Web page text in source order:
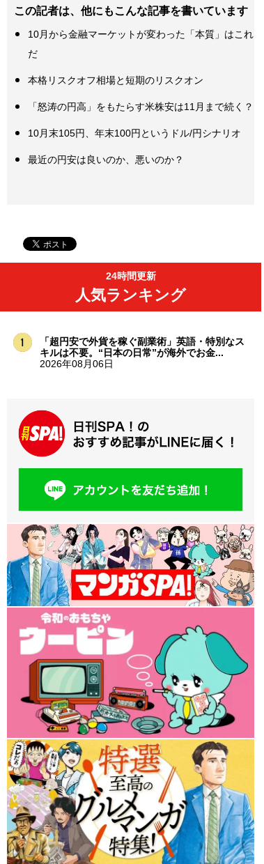
この記者は、他にもこんな記事を書いています
10月から金融マーケットが変わった「本質」はこれ
だ
本格リスクオフ相場と短期のリスクオン
「怒涛の円高」をもたらす米株安は11月まで続く？
10月末105円、年末100円というドル/円シナリオ
最近の円安は良いのか、悪いのか？
24時間更新
人気ランキング
「超円安で外貨を稼ぐ副業術」英語・特別なス
キルは不要。“日本の日常”が海外でお金...
2026年08月06日